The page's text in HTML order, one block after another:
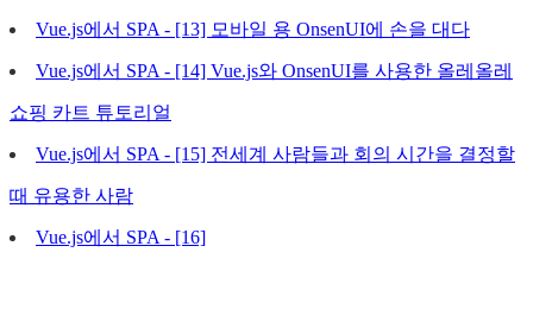
Vue.js에서 SPA - [13] 모바일 용 OnsenUI에 손을 대다
Vue.js에서 SPA - [14] Vue.js와 OnsenUI를 사용한 올레올레
쇼핑 카트 튜토리얼
Vue.js에서 SPA - [15] 전세계 사람들과 회의 시간을 결정할
때 유용한 사람
Vue.js에서 SPA - [16]